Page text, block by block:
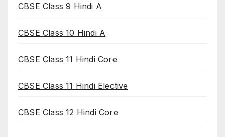
CBSE Class 9 Hindi A
CBSE Class 10 Hindi A
CBSE Class 11 Hindi Core
CBSE Class 11 Hindi Elective
CBSE Class 12 Hindi Core